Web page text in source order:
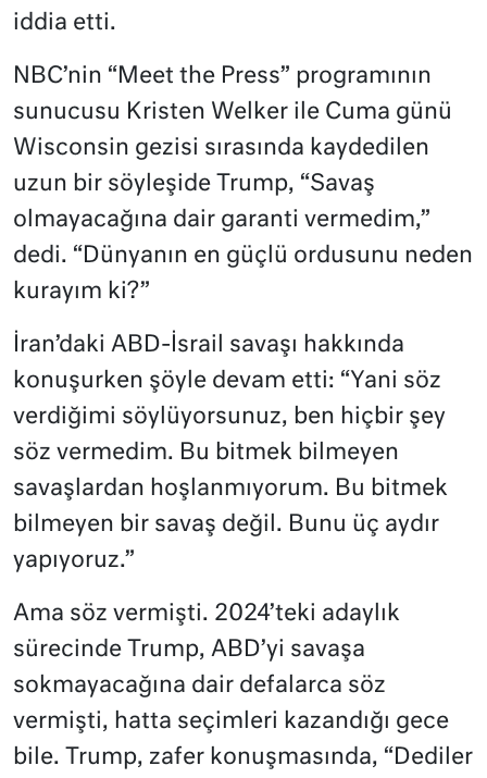
iddia etti.
NBC’nin “Meet the Press” programının
sunucusu Kristen Welker ile Cuma günü
Wisconsin gezisi sırasında kaydedilen
uzun bir söyleşide Trump, “Savaş
olmayacağına dair garanti vermedim,”
dedi. “Dünyanın en güçlü ordusunu neden
kurayım ki?”
İran’daki ABD-İsrail savaşı hakkında
konuşurken şöyle devam etti: “Yani söz
verdiğimi söylüyorsunuz, ben hiçbir şey
söz vermedim. Bu bitmek bilmeyen
savaşlardan hoşlanmıyorum. Bu bitmek
bilmeyen bir savaş değil. Bunu üç aydır
yapıyoruz.”
Ama söz vermişti. 2024’teki adaylık
sürecinde Trump, ABD’yi savaşa
sokmayacağına dair defalarca söz
vermişti, hatta seçimleri kazandığı gece
bile. Trump, zafer konuşmasında, “Dediler